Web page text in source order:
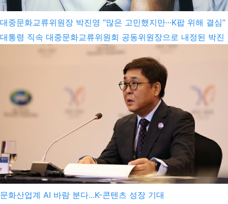
대중문화교류위원장 박진영 “많은 고민했지만···K팝 위해 결심”
대통령 직속 대중문화교류위원회 공동위원장으로 내정된 박진
영 JYP엔터테인먼트 대표 프로듀서. JYP엔터테인먼트 제공 대
통령 직속 대중문화교류위원회 공동위원장으로 내정된 박진영
JYP엔터테인먼트 대표 프로듀서가 9일 “정부 일을 맡는다는
게 엔터테인먼트 업계 종사자로서는 너무나 부담스럽고 걱정스
러운 일이라 많은 고민을 했다”며 “지금 K팝이 너무나도 특별한
기회를 맞이했고, 이 기회를 꼭 잘 살려야만 한다는 생각에 결
심을 하게 됐다”고 밝혔다. 박 프로듀서는 이날 자신의 인스타
그램에 글을 올려 “K팝이 한 단계...
문화산업계 AI 바람 분다...K-콘텐츠 성장 기대